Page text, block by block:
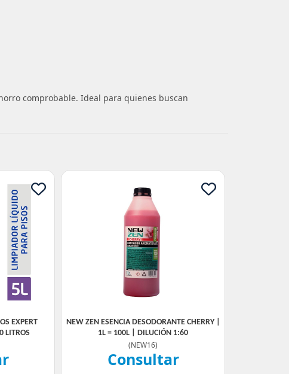
comprobable. Ideal para quienes buscan
EXPERT
LITROS
NEW ZEN ESENCIA DESODORANTE CHERRY |
1L = 100L | DILUCIÓN 1:60
(NEW16)
Consultar